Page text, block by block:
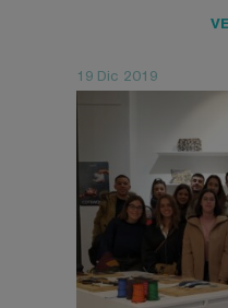
19 Dic 2019